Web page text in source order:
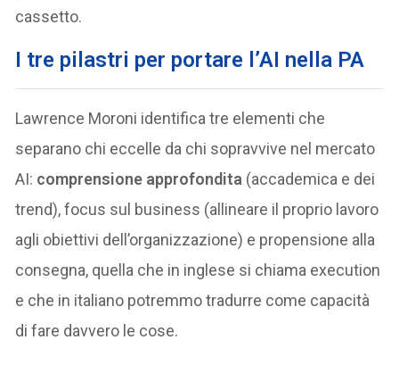
cassetto.
I tre pilastri per portare l’AI nella PA
Lawrence Moroni identifica tre elementi che
separano chi eccelle da chi sopravvive nel mercato
AI: comprensione approfondita (accademica e dei
trend), focus sul business (allineare il proprio lavoro
agli obiettivi dell’organizzazione) e propensione alla
consegna, quella che in inglese si chiama execution
e che in italiano potremmo tradurre come capacità
di fare davvero le cose.